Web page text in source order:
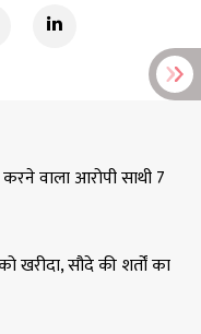
वाला आरोपी साथी 7
खरीदा, सौदे की शर्तों का